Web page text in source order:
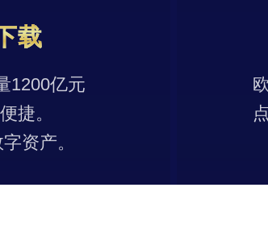
载
1200亿元
捷。
资产。